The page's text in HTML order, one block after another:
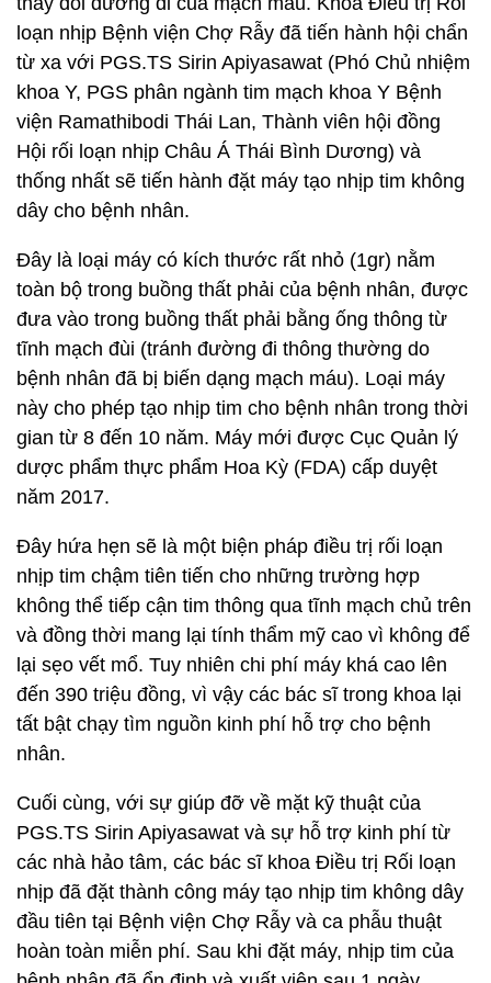
loạn nhịp Bệnh viện Chợ Rẫy đã tiến hành hội chẩn
từ xa với PGS.TS Sirin Apiyasawat (Phó Chủ nhiệm
khoa Y, PGS phân ngành tim mạch khoa Y Bệnh
viện Ramathibodi Thái Lan, Thành viên hội đồng
Hội rối loạn nhịp Châu Á Thái Bình Dương) và
thống nhất sẽ tiến hành đặt máy tạo nhịp tim không
dây cho bệnh nhân.
Đây là loại máy có kích thước rất nhỏ (1gr) nằm
toàn bộ trong buồng thất phải của bệnh nhân, được
đưa vào trong buồng thất phải bằng ống thông từ
tĩnh mạch đùi (tránh đường đi thông thường do
bệnh nhân đã bị biến dạng mạch máu). Loại máy
này cho phép tạo nhịp tim cho bệnh nhân trong thời
gian từ 8 đến 10 năm. Máy mới được Cục Quản lý
dược phẩm thực phẩm Hoa Kỳ (FDA) cấp duyệt
năm 2017.
Đây hứa hẹn sẽ là một biện pháp điều trị rối loạn
nhịp tim chậm tiên tiến cho những trường hợp
không thể tiếp cận tim thông qua tĩnh mạch chủ trên
và đồng thời mang lại tính thẩm mỹ cao vì không để
lại sẹo vết mổ. Tuy nhiên chi phí máy khá cao lên
đến 390 triệu đồng, vì vậy các bác sĩ trong khoa lại
tất bật chạy tìm nguồn kinh phí hỗ trợ cho bệnh
nhân.
Cuối cùng, với sự giúp đỡ về mặt kỹ thuật của
PGS.TS Sirin Apiyasawat và sự hỗ trợ kinh phí từ
các nhà hảo tâm, các bác sĩ khoa Điều trị Rối loạn
nhịp đã đặt thành công máy tạo nhịp tim không dây
đầu tiên tại Bệnh viện Chợ Rẫy và ca phẫu thuật
hoàn toàn miễn phí. Sau khi đặt máy, nhịp tim của